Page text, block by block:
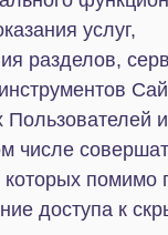
ссылки на сайты
для
в том числе
в странах, где
подобной
сервисов и т.п. будет
Администратор
технические и